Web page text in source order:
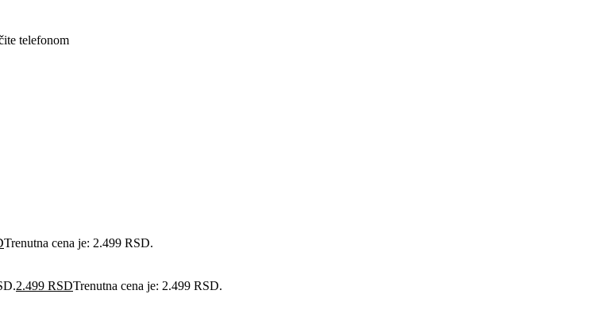
telefonom
Trenutna cena je: 2.499 RSD.
2.499 RSDTrenutna cena je: 2.499 RSD.